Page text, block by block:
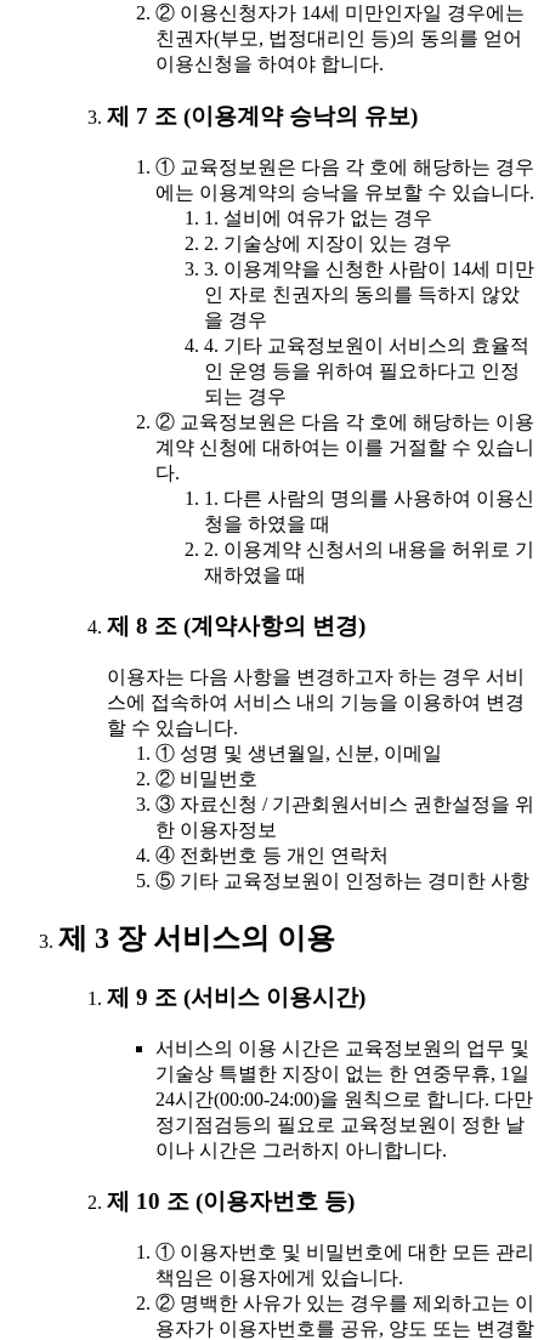
② 이용신청자가 14세 미만인자일 경우에는
친권자(부모, 법정대리인 등)의 동의를 얻어
이용신청을 하여야 합니다.
제 7 조 (이용계약 승낙의 유보)
① 교육정보원은 다음 각 호에 해당하는 경우
에는 이용계약의 승낙을 유보할 수 있습니다.
1. 설비에 여유가 없는 경우
2. 기술상에 지장이 있는 경우
3. 이용계약을 신청한 사람이 14세 미만
인 자로 친권자의 동의를 득하지 않았
을 경우
4. 기타 교육정보원이 서비스의 효율적
인 운영 등을 위하여 필요하다고 인정
되는 경우
② 교육정보원은 다음 각 호에 해당하는 이용
계약 신청에 대하여는 이를 거절할 수 있습니
다.
1. 다른 사람의 명의를 사용하여 이용신
청을 하였을 때
2. 이용계약 신청서의 내용을 허위로 기
재하였을 때
제 8 조 (계약사항의 변경)
이용자는 다음 사항을 변경하고자 하는 경우 서비
스에 접속하여 서비스 내의 기능을 이용하여 변경
할 수 있습니다.
① 성명 및 생년월일, 신분, 이메일
② 비밀번호
③ 자료신청 / 기관회원서비스 권한설정을 위
한 이용자정보
④ 전화번호 등 개인 연락처
⑤ 기타 교육정보원이 인정하는 경미한 사항
제 3 장 서비스의 이용
제 9 조 (서비스 이용시간)
서비스의 이용 시간은 교육정보원의 업무 및
기술상 특별한 지장이 없는 한 연중무휴, 1일
24시간(00:00-24:00)을 원칙으로 합니다. 다만
정기점검등의 필요로 교육정보원이 정한 날
이나 시간은 그러하지 아니합니다.
제 10 조 (이용자번호 등)
① 이용자번호 및 비밀번호에 대한 모든 관리
책임은 이용자에게 있습니다.
② 명백한 사유가 있는 경우를 제외하고는 이
용자가 이용자번호를 공유, 양도 또는 변경할